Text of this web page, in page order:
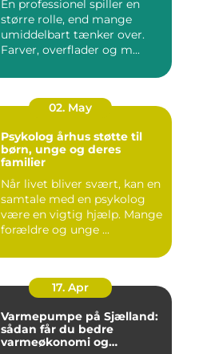
En professionel spiller en
større rolle, end mange
umiddelbart tænker over.
Farver, overflader og m...
02. May
Psykolog århus støtte til
børn, unge og deres
familier
Når livet bliver svært, kan en
samtale med en psykolog
være en vigtig hjælp. Mange
forældre og unge ...
17. Apr
Varmepumpe på Sjælland:
sådan får du bedre
varmeøkonomi og